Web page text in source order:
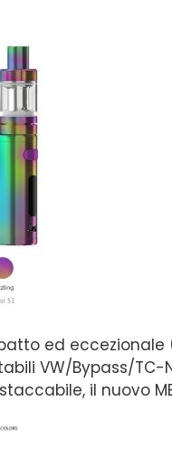
ed eccezionale
VW/Bypass/TC-
il nuovo